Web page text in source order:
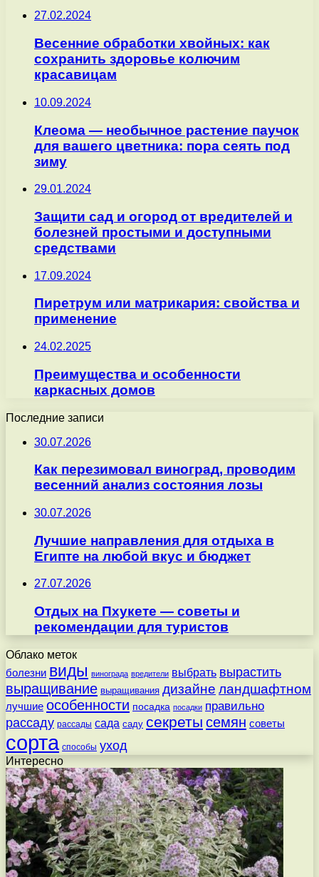
27.02.2024
Весенние обработки хвойных: как
сохранить здоровье колючим
красавицам
10.09.2024
Клеома — необычное растение паучок
для вашего цветника: пора сеять под
зиму
29.01.2024
Защити сад и огород от вредителей и
болезней простыми и доступными
средствами
17.09.2024
Пиретрум или матрикария: свойства и
применение
24.02.2025
Преимущества и особенности
каркасных домов
Последние записи
30.07.2026
Как перезимовал виноград, проводим
весенний анализ состояния лозы
30.07.2026
Лучшие направления для отдыха в
Египте на любой вкус и бюджет
27.07.2026
Отдых на Пхукете — советы и
рекомендации для туристов
Облако меток
болезни виды винограда вредители выбрать вырастить
выращивание выращивания дизайне ландшафтном
лучшие особенности посадка посадки правильно
рассаду рассады сада саду секреты семян советы
сорта способы уход
Интересно